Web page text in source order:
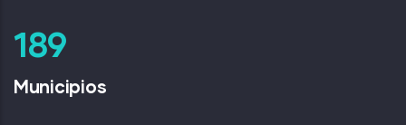
254
Municipios